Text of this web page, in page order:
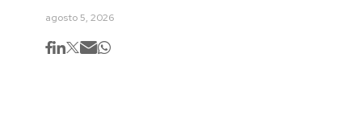
agosto 5, 2026